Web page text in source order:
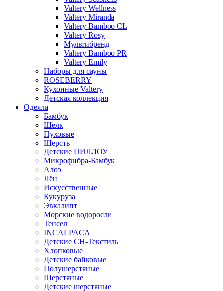
Valtery Wellness
Valtery Miranda
Valtery Bamboo CL
Valtery Rosy
Мультибренд
Valtery Bamboo PR
Valtery Emily
Наборы для сауны
ROSEBERRY
Кухонные Valtery
Детская коллекция
Одеяла
Бамбук
Шелк
Пуховые
Шерсть
Детские ПИЛЛОУ
Микрофибра-Бамбук
Алоэ
Лён
Искусственные
Кукуруза
Эвкалипт
Морские водоросли
Тенсел
INCALPACA
Детские СН-Текстиль
Хлопковые
Детские байковые
Полушерстяные
Шерстяные
Детские шерстяные